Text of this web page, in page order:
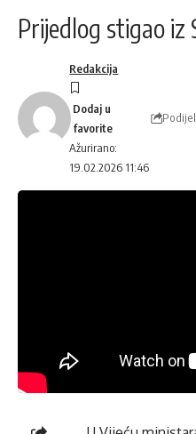
Prijedlog stigao iz
Ažurirano:
19.02.2026 11:46
Redakcija